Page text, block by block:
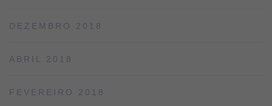
DEZEMBRO 2018
ABRIL 2018
FEVEREIRO 2018